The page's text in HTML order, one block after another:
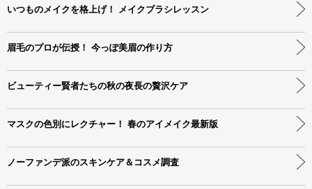
いつものメイクを格上げ！ メイクブラシレッスン
眉毛のプロが伝授！ 今っぽ美眉の作り方
ビューティー賢者たちの秋の夜長の贅沢ケア
マスクの色別にレクチャー！ 春のアイメイク最新版
ノーファンデ派のスキンケア＆コスメ調査